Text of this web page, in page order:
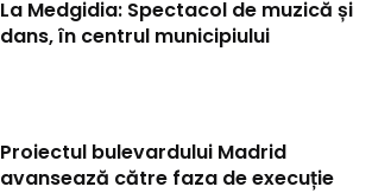
La Medgidia: Spectacol de muzică și
dans, în centrul municipiului
Proiectul bulevardului Madrid
avansează către faza de execuție